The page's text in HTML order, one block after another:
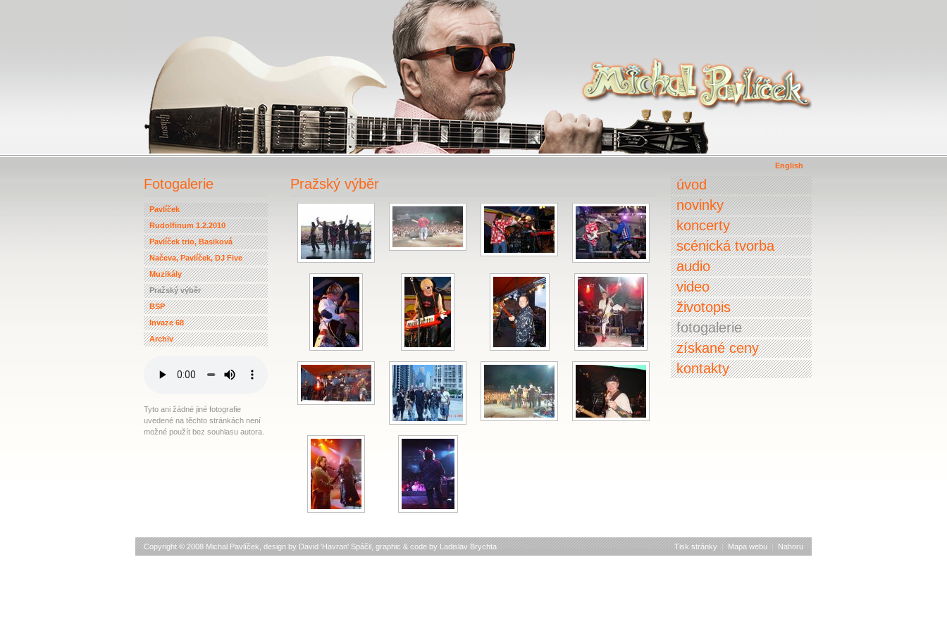
English
Fotogalerie
Pavlíček
Rudolfinum 1.2.2010
Pavlíček trio, Basiková
Načeva, Pavlíček, DJ Five
Muzikály
Pražský výběr
BSP
Invaze 68
Archiv
Tyto ani žádné jiné fotografie
uvedené na těchto stránkách není
možné použít bez souhlasu autora.
Pražský výběr
úvod
novinky
koncerty
scénická tvorba
audio
video
životopis
fotogalerie
získané ceny
kontakty
Tisk stránky Mapa webu Nahoru
Copyright © 2008 Michal Pavlíček, design by David 'Havran' Spáčil , graphic & code by Ladislav Brychta